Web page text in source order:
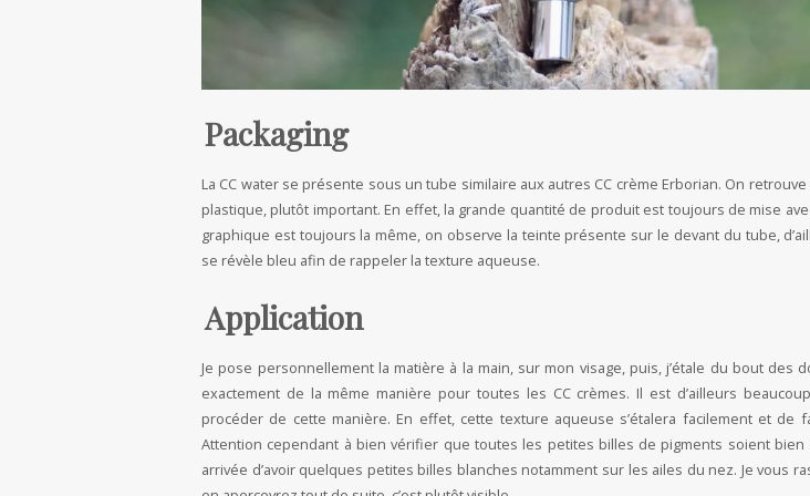
Packaging
La CC water se présente sous un tube similaire aux autres CC crème Erborian. On
plastique, plutôt important. En effet, la grande quantité de produit est toujours de mise
graphique est toujours la même, on observe la teinte présente sur le devant du tube,
se révèle bleu afin de rappeler la texture aqueuse.
Application
Je pose personnellement la matière à la main, sur mon visage, puis, j’étale du bout des
exactement de la même manière pour toutes les CC crèmes. Il est d’ailleurs
procéder de cette manière. En effet, cette texture aqueuse s’étalera facilement et de
Attention cependant à bien vérifier que toutes les petites billes de pigments soient bien
arrivée d’avoir quelques petites billes blanches notamment sur les ailes du nez. Je vous